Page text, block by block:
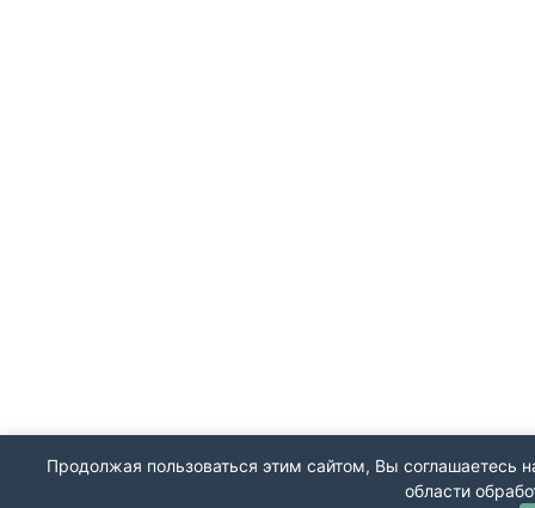
Продолжая пользоваться этим сайтом, Вы соглашаетесь
области